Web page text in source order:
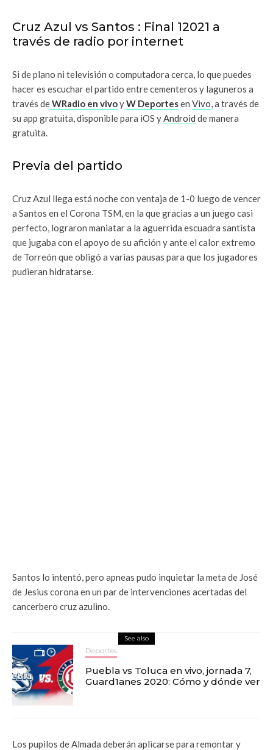
Cruz Azul vs Santos : Final 12021 a
través de radio por internet
Si de plano ni televisión o computadora cerca, lo que puedes
hacer es escuchar el partido entre cementeros y laguneros a
través deWRadio en vivoyW Deportesen Vivo , a través de
su app gratuita, disponible para iOS y Android de manera
gratuita.
Previa del partido
Cruz Azul llega está noche con ventaja de 1-0 luego de vencer
a Santos en el Corona TSM, en la que gracias a un juego casi
perfecto, lograron maniatar a la aguerrida escuadra santista
que jugaba con el apoyo de su afición y ante el calor extremo
de Torreón que obligó a varias pausas para que los jugadores
pudieran hidratarse.
Santos lo intentó, pero apneas pudo inquietar la meta de José
de Jesius corona en un par de intervenciones acertadas del
cancerbero cruz azulino.
See also
Deportes
Puebla vs Toluca en vivo, jornada 7,
Guard1anes 2020: Cómo y dónde ver
Los pupilos de Almada deberán aplicarse para remontar y